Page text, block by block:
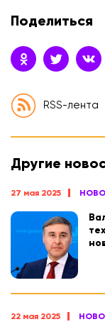
Поделиться
RSS-лента
Другие
27 мая 2025
22 мая 2025